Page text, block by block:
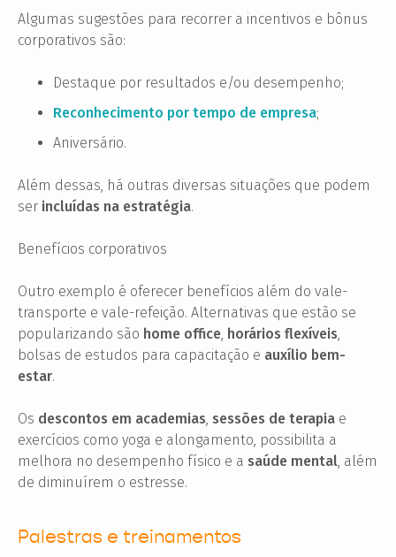
Algumas sugestões para recorrer a incentivos e bônus
corporativos são:
Destaque por resultados e/ou desempenho;
Reconhecimento por tempo de empresa;
Aniversário.
Além dessas, há outras diversas situações que podem
ser incluídas na estratégia.
Benefícios corporativos
Outro exemplo é oferecer benefícios além do vale-
transporte e vale-refeição. Alternativas que estão se
popularizando são home office, horários flexíveis,
bolsas de estudos para capacitação e auxílio bem-
estar.
Os descontos em academias, sessões de terapia e
exercícios como yoga e alongamento, possibilita a
melhora no desempenho físico e a saúde mental, além
de diminuírem o estresse.
Palestras e treinamentos